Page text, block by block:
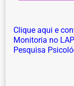
Clique aqui e
Monitoria no
Pesquisa